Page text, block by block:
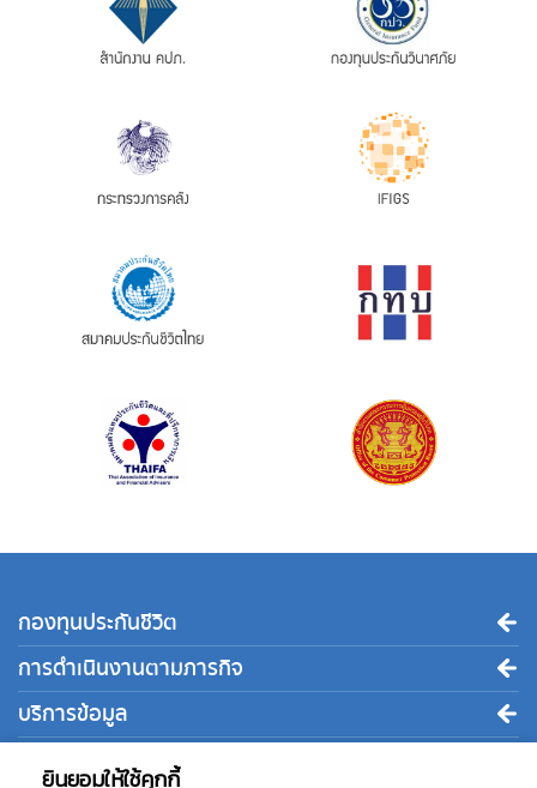
ยินยอมให้ใช้คุกกี้
กองทุนประกันชีวิต
การดำเนินงานตามภารกิจ
บริการข้อมูล